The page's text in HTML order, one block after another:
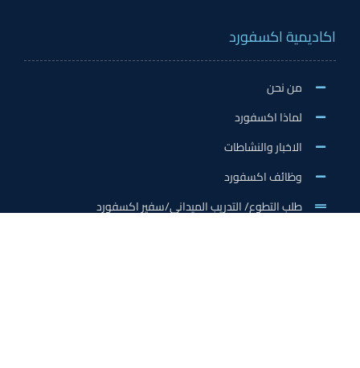
اكاديمية اكسفورد
من نحن
لماذا اكسفورد
الاخبار والنشاطات
وظائف اكسفورد
طلب التطوع/ التدريب الميداني/سفير اكسفورد